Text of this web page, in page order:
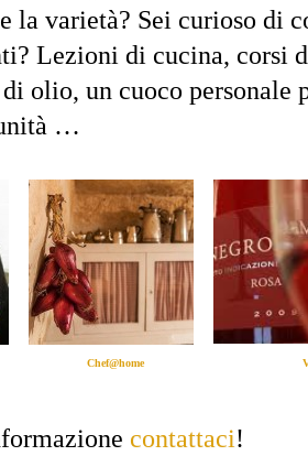
la varietà? Sei curioso di
Lezioni di cucina, corsi
olio, un cuoco personale
…
Chef@home
contattaci!